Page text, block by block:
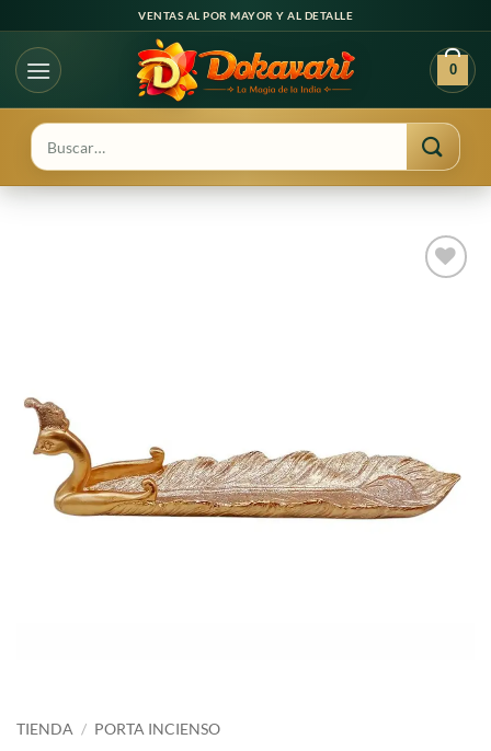
contenido
VENTAS AL POR MAYOR Y AL DETALLE
0
Buscar
por:
TIENDA / PORTA INCIENSO